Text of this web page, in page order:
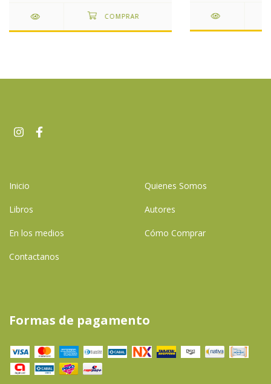
Inicio Quienes Somos
Libros Autores
En los medios Cómo Comprar
Contactanos
Formas de pagamento